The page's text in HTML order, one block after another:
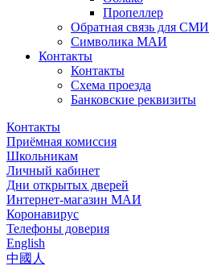
Пропеллер
Обратная связь для СМИ
Символика МАИ
Контакты
Контакты
Схема проезда
Банковские реквизиты
Контакты
Приёмная комиссия
Школьникам
Личный кабинет
Дни открытых дверей
Интернет-магазин МАИ
Коронавирус
Телефоны доверия
English
中國人